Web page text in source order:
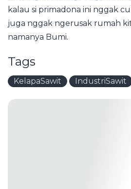
kalau si primadona ini nggak
juga nggak ngerusak rumah
namanya Bumi.
Tags
KelapaSawit IndustriSawit